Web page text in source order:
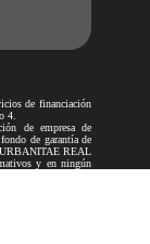
de financiación
4.
de empresa de
de garantía de
URBANITAE REAL
y en ningún